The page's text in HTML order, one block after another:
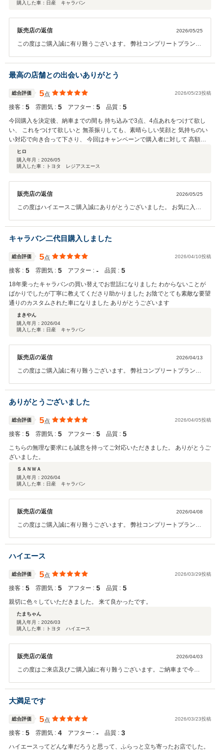
購入した車：日産 キャラバン
販売店の返信 2026/05/25
この度はご購入誠に有り難うございます。 弊社コンプリートプランよ
等ございましたら何なりと仰ってください。 今後ともよろしくお願い
いたします。
最高の店舗との出会いありがとう
総合評価 5点 2026/05/23投稿
接客 : 5 雰囲気 : 5 アフター : 5 品質 : 5
今回購入を決定後、納車までの間も 持ち込みで3点、4点あれをつけて欲し
い、 これをつけて欲しいと 無茶振りしても、素晴らしい笑顔と 気持ちのい
い対応で向き合って下さり、 今回はキャンペーンで購入者に対して 高額な
クーポンが付いてたりとか 値段以上の買い物が出来たと 心底思わして頂き
ましたし、 購入者に対して真摯に向き合って下さり 故障箇所もアドバイザ
ーさんが 納得いくまで3度以上工場と話して直して 下さったことお聞きした
ヒロ
購入年月： 2026/05
購入した車：トヨタ レジアスエース
販売店の返信 2026/05/25
この度はハイエースご購入誠にありがとうございました。 お気に入り
で何かございましたらいつでもご相談ください
キャラバン二代目購入しました
総合評価 5点 2026/04/10投稿
接客 : 5 雰囲気 : 5 アフター : ‐ 品質 : 5
18年乗ったキャラバンの買い替えでお世話になりました わからないことが
ばかりでしたが丁寧に教えてくださり助かりました お陰でとても素敵な要望
通りのカスタムされた車になりました ありがとうございます
まきやん
購入年月： 2026/04
購入した車：日産 キャラバン
販売店の返信 2026/04/13
この度はご購入誠に有り難うございます。 弊社コンプリートプランよ
等ございましたら何なりと仰ってください。 今後ともよろしくお願い
いたします。
ありがとうございました
総合評価 5点 2026/04/05投稿
接客 : 5 雰囲気 : 5 アフター : 5 品質 : 5
こちらの無理な要求にも誠意を持ってご対応いただきました。 ありがとうご
ざいました。
ＳＡＮＷＡ
購入年月： 2026/04
購入した車：日産 キャラバン
販売店の返信 2026/04/08
この度はご購入誠に有り難うございます。 弊社コンプリートプランよ
等ございましたら何なりと仰ってください。 今後ともよろしくお願い
いたします。
ハイエース
総合評価 5点 2026/03/29投稿
接客 : 5 雰囲気 : 5 アフター : 5 品質 : 5
親切に色々していただきました。 来て良かったです。
たまちゃん
購入年月： 2026/03
購入した車：トヨタ ハイエース
販売店の返信 2026/04/03
この度はご来店及びご購入誠に有り難うございます。ご納車まで今し
申し付けください。よろしくお願いいたします。
大満足です
総合評価 5点 2026/03/23投稿
接客 : 5 雰囲気 : 4 アフター : ‐ 品質 : 3
ハイエースってどんな車だろうと思って、ふらっと立ち寄ったお店でした。